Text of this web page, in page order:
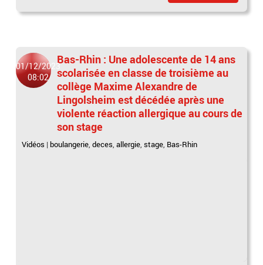
01/12/2023
08:02
Bas-Rhin : Une adolescente de 14 ans
scolarisée en classe de troisième au
collège Maxime Alexandre de
Lingolsheim est décédée après une
violente réaction allergique au cours de
son stage
Vidéos | boulangerie,deces,allergie,stage, Bas-Rhin